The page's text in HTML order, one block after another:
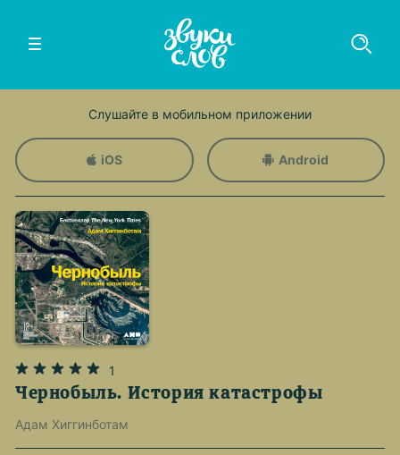
Слушайте в мобильном приложении
iOS Android
1
Чернобыль. История катастрофы
Адам Хиггинботам